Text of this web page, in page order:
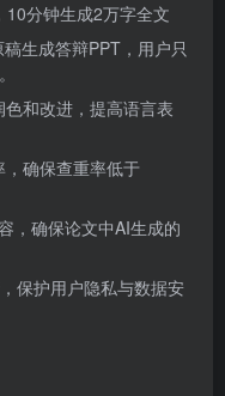
10分钟生成2万字全文
稿生成答辩PPT，用户只
色和改进，提高语言表
，确保查重率低于
，确保论文中AI生成的
保护用户隐私与数据安